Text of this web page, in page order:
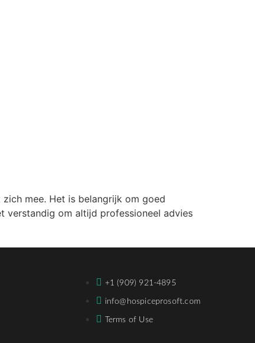
mee. Het is belangrijk om goed
verstandig om altijd professioneel advies
+1 (909) 921-4895
info@hospiceprosoft.com
Terms of Use